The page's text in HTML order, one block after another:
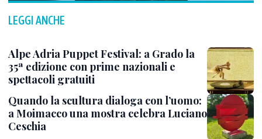
LEGGI ANCHE
Alpe Adria Puppet Festival: a Grado la
35ª edizione con prime nazionali e
spettacoli gratuiti
Quando la scultura dialoga con l’uomo:
a Moimacco una mostra celebra Luciano
Ceschia